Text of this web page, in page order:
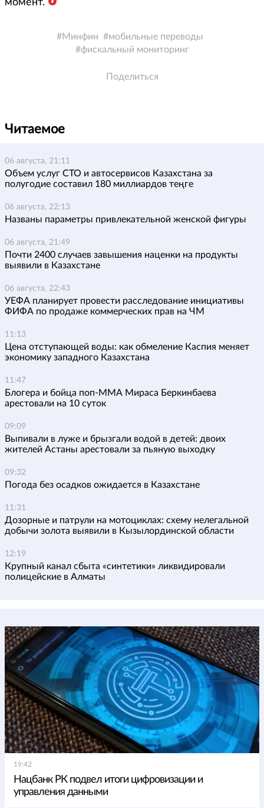
момент.
Минфин
мобильные переводы
фискальный мониторинг
Поделиться
Читаемое
06 августа, 21:11
Объем услуг СТО и автосервисов Казахстана за
полугодие составил 180 миллиардов теңге
06 августа, 22:13
Названы параметры привлекательной женской фигуры
06 августа, 21:49
Почти 2400 случаев завышения наценки на продукты
выявили в Казахстане
06 августа, 22:43
УЕФА планирует провести расследование инициативы
ФИФА по продаже коммерческих прав на ЧМ
11:13
Цена отступающей воды: как обмеление Каспия меняет
экономику западного Казахстана
11:47
Блогера и бойца поп-ММА Мираса Беркинбаева
арестовали на 10 суток
09:09
Выпивали в луже и брызгали водой в детей: двоих
жителей Астаны арестовали за пьяную выходку
09:32
Погода без осадков ожидается в Казахстане
11:31
Дозорные и патрули на мотоциклах: схему нелегальной
добычи золота выявили в Кызылординской области
12:19
Крупный канал сбыта «синтетики» ликвидировали
полицейские в Алматы
19:42
Нацбанк РК подвел итоги цифровизации и
управления данными